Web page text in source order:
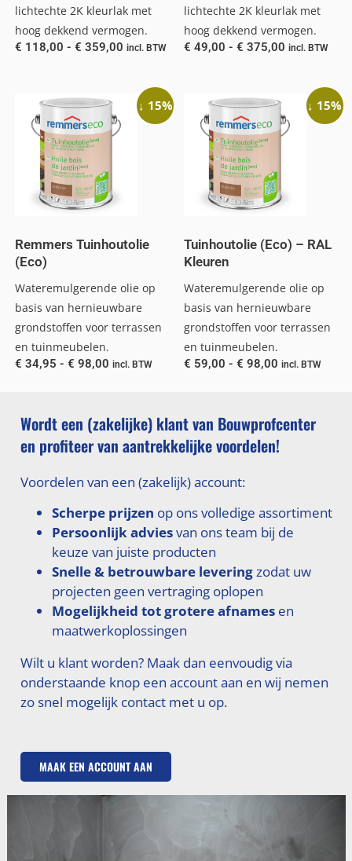
lichtechte 2K kleurlak met
hoog dekkend vermogen.
€ 118,00 - € 359,00 incl. BTW
lichtechte 2K kleurlak met
hoog dekkend vermogen.
€ 49,00 - € 375,00 incl. BTW
↓ 15%
Remmers Tuinhoutolie
(Eco)
Wateremulgerende olie op
basis van hernieuwbare
grondstoffen voor terrassen
en tuinmeubelen.
€ 34,95 - € 98,00 incl. BTW
↓ 15%
Tuinhoutolie (Eco) – RAL
Kleuren
Wateremulgerende olie op
basis van hernieuwbare
grondstoffen voor terrassen
en tuinmeubelen.
€ 59,00 - € 98,00 incl. BTW
Wordt een (zakelijke) klant van Bouwprofcenter
en profiteer van aantrekkelijke voordelen!
Voordelen van een (zakelijk) account:
Scherpe prijzen op ons volledige assortiment
Persoonlijk adviesvan ons team bij de
keuze van juiste producten
Snelle & betrouwbare leveringzodat uw
projecten geen vertraging oplopen
Mogelijkheid tot grotere afnamesen
maatwerkoplossingen
Wilt u klant worden? Maak dan eenvoudig via
onderstaande knop een account aan en wij nemen
zo snel mogelijk contact met u op.
MAAK EEN ACCOUNT AAN